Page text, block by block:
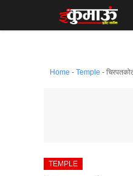
Home - Temple -
TEMPLE